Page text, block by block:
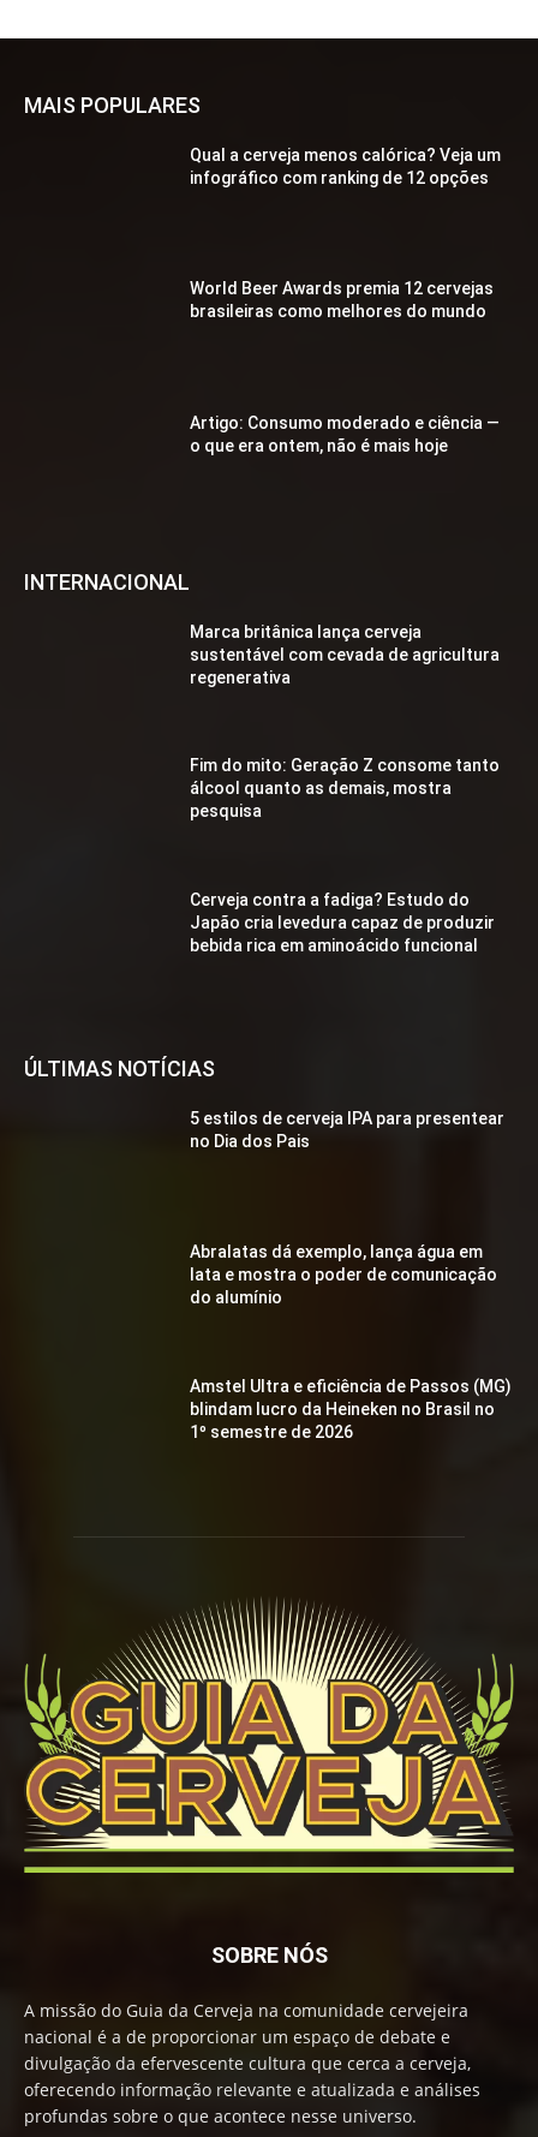
MAIS POPULARES
Qual a cerveja menos calórica? Veja um
infográfico com ranking de 12 opções
World Beer Awards premia 12 cervejas
brasileiras como melhores do mundo
Artigo: Consumo moderado e ciência —
o que era ontem, não é mais hoje
INTERNACIONAL
Marca britânica lança cerveja
sustentável com cevada de agricultura
regenerativa
Fim do mito: Geração Z consome tanto
álcool quanto as demais, mostra
pesquisa
Cerveja contra a fadiga? Estudo do
Japão cria levedura capaz de produzir
bebida rica em aminoácido funcional
ÚLTIMAS NOTÍCIAS
5 estilos de cerveja IPA para presentear
no Dia dos Pais
Abralatas dá exemplo, lança água em
lata e mostra o poder de comunicação
do alumínio
Amstel Ultra e eficiência de Passos (MG)
blindam lucro da Heineken no Brasil no
1º semestre de 2026
SOBRE NÓS
A missão do Guia da Cerveja na comunidade cervejeira
nacional é a de proporcionar um espaço de debate e
divulgação da efervescente cultura que cerca a cerveja,
oferecendo informação relevante e atualizada e análises
profundas sobre o que acontece nesse universo.